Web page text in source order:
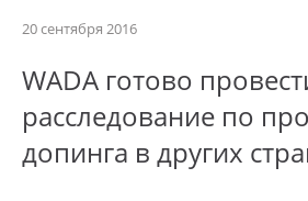
20 сентября 2016
WADA готово
расследование по
допинга в других